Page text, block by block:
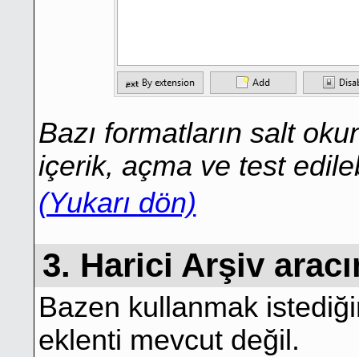
Bazı formatların salt
içerik, açma ve test
(Yukarı dön)
3. Harici Arşiv
Bazen kullanmak
eklenti mevcut değil.